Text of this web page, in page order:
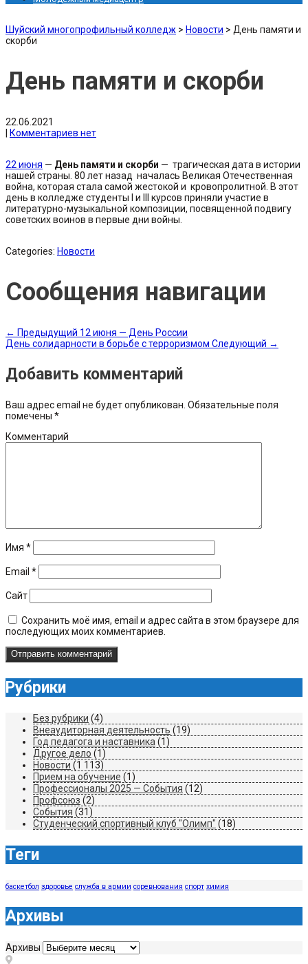
Шуйский многопрофильный колледж > Новости > День памяти и
скорби
День памяти и скорби
22.06.2021
Комментариев нет
22 июня — День памяти и скорби — трагическая дата в истории
нашей страны. 80 лет назад началась Великая Отечественная
война, которая стала самой жестокой и кровопролитной. В этот
день в колледже студенты I и III курсов приняли участие в
литературно-музыкальной композиции, посвященной подвигу
советских воинов в первые дни войны.
Categories: Новости
Сообщения навигации
← Предыдущий 12 июня — День России
День солидарности в борьбе с терроризмом Следующий →
Добавить комментарий
Ваш адрес email не будет опубликован. Обязательные поля
помечены *
Комментарий
Имя *
Email *
Сайт
Сохранить моё имя, email и адрес сайта в этом браузере для
последующих моих комментариев.
Рубрики
Без рубрики (4)
Внеаудиторная деятельность (19)
Год педагога и наставника (1)
Другое дело (1)
Новости (1 113)
Прием на обучение (1)
Профессионалы 2025 — События (12)
Профсоюз (2)
События (31)
Студенческий спортивный клуб "Олимп" (18)
Теги
баскетбол здоровье служба в армии соревнования спорт химия
Архивы
Архивы